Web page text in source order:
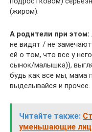
(жиром).
А родители при этом:
не видят / не
ей о том, что все у
сынок/малышка)),
будь как все мы, мама
выделывайся и прочее.
Читайте также:
уменьшающие